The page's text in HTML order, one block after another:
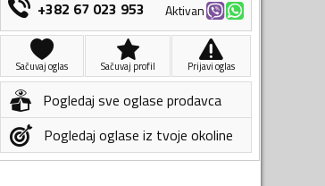
+382 67 023 953 Aktivan
Sačuvaj oglas Sačuvaj profil Prijavi oglas
Pogledaj sve oglase prodavca
Pogledaj oglase iz tvoje okoline